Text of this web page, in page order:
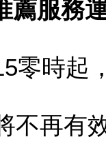
薦服務
零時起
不再有